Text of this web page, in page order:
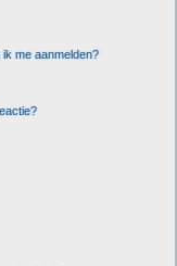
me aanmelden?